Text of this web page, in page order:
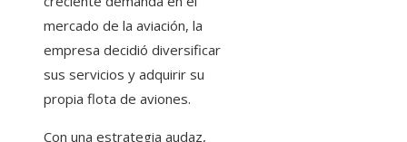
mercado de la aviación, la
empresa decidió diversificar
sus servicios y adquirir su
propia flota de aviones.
Con una estrategia audaz,